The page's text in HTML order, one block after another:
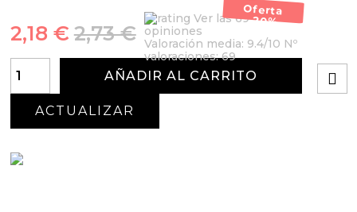
Oferta
-20%
2,73 €
2,18 €
Ver las 69
opiniones
Valoración media: 9.4/10 Nº
valoraciones:69
AÑADIR AL CARRITO